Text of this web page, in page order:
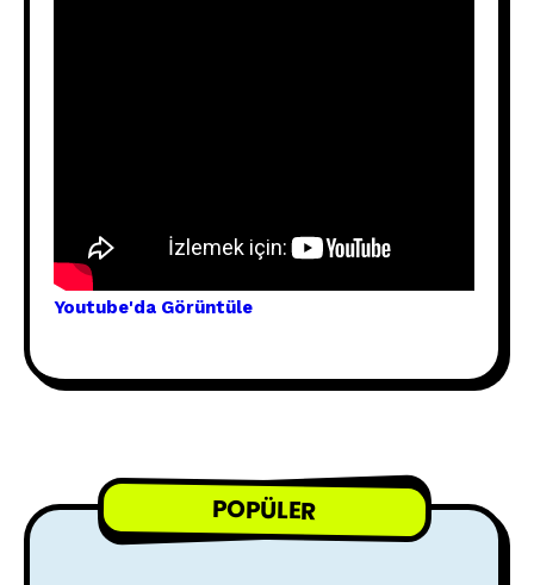
Youtube'da Görüntüle
POPÜLER